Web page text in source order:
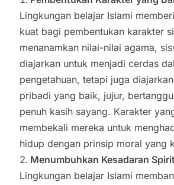
Lingkungan belajar Islami
kuat bagi pembentukan karakter
menanamkan nilai-nilai agama,
diajarkan untuk menjadi cerdas
pengetahuan, tetapi juga
pribadi yang baik, jujur,
penuh kasih sayang. Karakter
membekali mereka untuk
hidup dengan prinsip moral yang
Menumbuhkan Kesadaran
Lingkungan belajar Islami